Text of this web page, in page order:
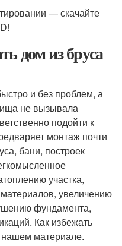
— скачайте
дом из бруса
и без проблем, а
не вызывала
подойти к
монтаж почти
бани, построек
участка,
увеличению
фундамента,
Как избежать
материале.